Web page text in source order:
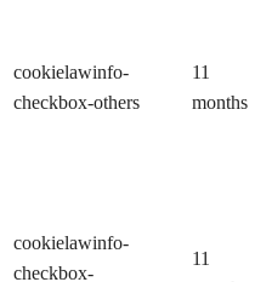
cookielawinfo-
checkbox-others
11
months
cookielawinfo-
checkbox-
11